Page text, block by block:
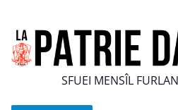
SFUEI MENSÎL